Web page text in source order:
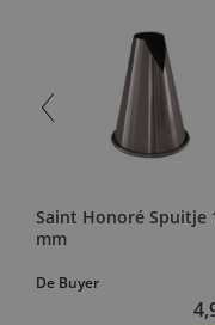
Saint Honoré Spuitje
mm
De Buyer